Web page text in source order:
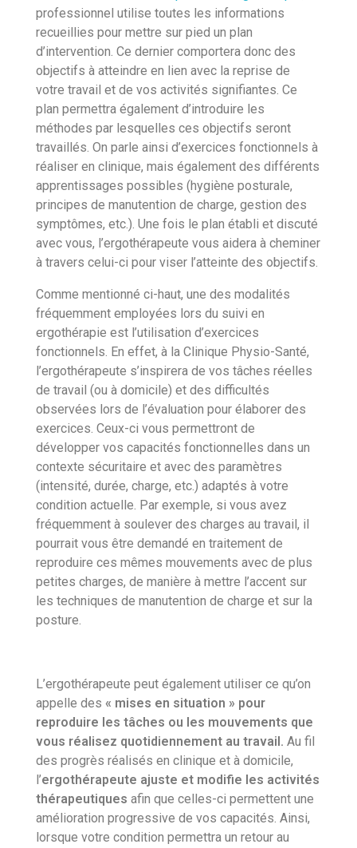
professionnel utilise toutes les informations
recueillies pour mettre sur pied un plan
d’intervention. Ce dernier comportera donc des
objectifs à atteindre en lien avec la reprise de
votre travail et de vos activités signifiantes. Ce
plan permettra également d’introduire les
méthodes par lesquelles ces objectifs seront
travaillés. On parle ainsi d’exercices fonctionnels à
réaliser en clinique, mais également des différents
apprentissages possibles (hygiène posturale,
principes de manutention de charge, gestion des
symptômes, etc.). Une fois le plan établi et discuté
avec vous, l’ergothérapeute vous aidera à cheminer
à travers celui-ci pour viser l’atteinte des objectifs.
Comme mentionné ci-haut, une des modalités
fréquemment employées lors du suivi en
ergothérapie est l’utilisation d’exercices
fonctionnels. En effet, à la Clinique Physio-Santé,
l’ergothérapeute s’inspirera de vos tâches réelles
de travail (ou à domicile) et des difficultés
observées lors de l’évaluation pour élaborer des
exercices. Ceux-ci vous permettront de
développer vos capacités fonctionnelles dans un
contexte sécuritaire et avec des paramètres
(intensité, durée, charge, etc.) adaptés à votre
condition actuelle. Par exemple, si vous avez
fréquemment à soulever des charges au travail, il
pourrait vous être demandé en traitement de
reproduire ces mêmes mouvements avec de plus
petites charges, de manière à mettre l’accent sur
les techniques de manutention de charge et sur la
posture.
L’ergothérapeute peut également utiliser ce qu’on
appelle des « mises en situation » pour
reproduire les tâches ou les mouvements que
vous réalisez quotidiennement au travail. Au fil
des progrès réalisés en clinique et à domicile,
l’ergothérapeute ajuste et modifie les activités
thérapeutiques afin que celles-ci permettent une
amélioration progressive de vos capacités. Ainsi,
lorsque votre condition permettra un retour au